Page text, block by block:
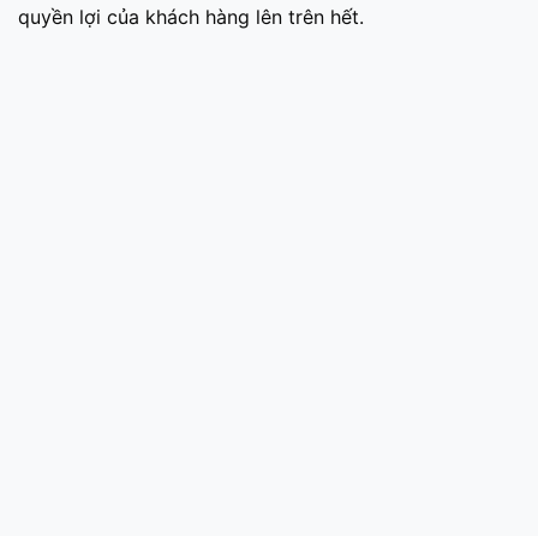
quyền lợi của khách hàng lên trên hết.